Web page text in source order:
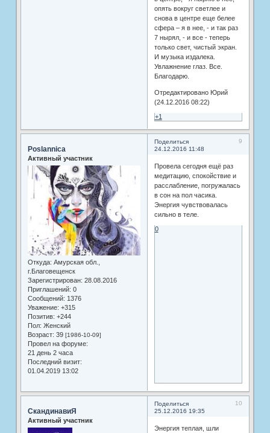
опять вокруг светлее и
снова в центре еще белее
сфера – я в нее, - и так раз
7 нырял, - и все - теперь
только свет, чистый экран.
И музыка издалека.
Увлажнение глаз. Все.
Благодарю.
Отредактировано Юрий
(24.12.2016 08:22)
+1
Поделиться
9
24.12.2016 11:48
Poslannica
Активный участник
Откуда: Амурская обл.,
г.Благовещенск
Зарегистрирован: 28.08.2016
Приглашений: 0
Сообщений: 1376
Уважение: +315
Позитив: +244
Пол: Женский
Возраст: 39 [1986-10-09]
Провел на форуме:
21 день 2 часа
Последний визит:
01.04.2019 13:02
Провела сегодня ещё раз
медитацию, спокойствие и
расслабление, погружалась
в сон на пол часика.
Энергия чувствовалась
сильно в теле.
0
Поделиться
10
25.12.2016 19:35
СкандинавиЯ
Активный участник
Энергия теплая, шли